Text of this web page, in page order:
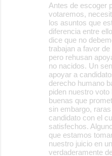
Antes de escoger
votaremos,
los asuntos que
diferencia entre
dice que no
trabajan a favor
pero rehusan
no nacidos. Un
apoyar a
derecho humano
piden nuestro
buenas que
sin embargo,
candidato con el
satisfechos.
que estamos
nuestro juicio en
verdaderamente